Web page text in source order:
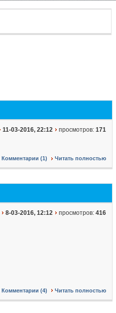
11-03-2016, 22:12 просмотров: 171
Комментарии (1) Читать полностью
8-03-2016, 12:12 просмотров: 416
Комментарии (4) Читать полностью